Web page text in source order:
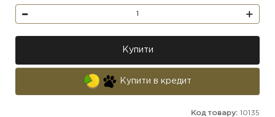
Код товару: 10135
Купити
Купити в кредит